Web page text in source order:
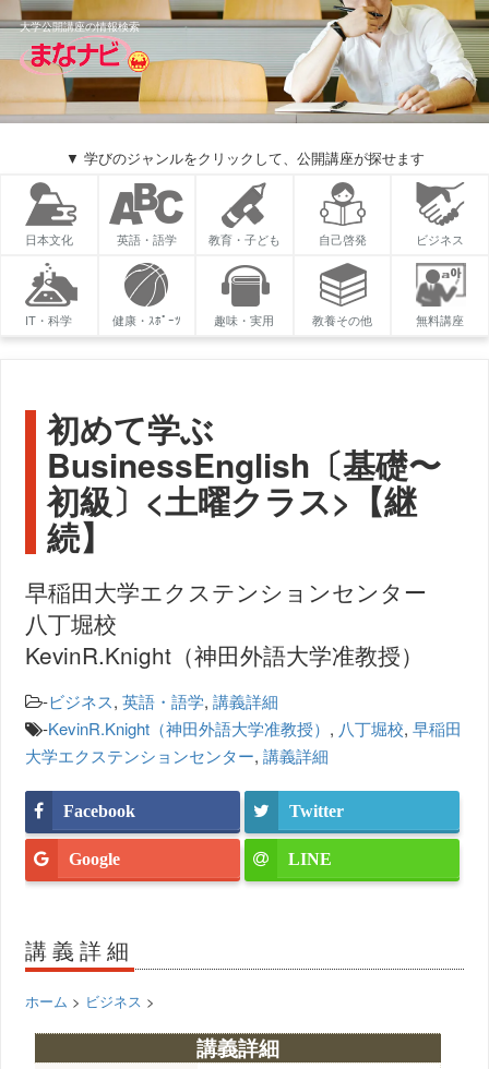
大学公開講座の情報検索
▼ 学びのジャンルをクリックして、公開講座が探せます
日本文化 英語・語学 教育・子ども 自己啓発 ビジネス
IT・科学 健康・ｽﾎﾟｰﾂ 趣味・実用 教養その他 無料講座
初めて学ぶ
BusinessEnglish〔基礎〜
初級〕<土曜クラス>【継
続】
早稲田大学エクステンションセンター
八丁堀校
KevinR.Knight（神田外語大学准教授）
-ビジネス,英語・語学,講義詳細
-KevinR.Knight（神田外語大学准教授） , 八丁堀校,早稲田
大学エクステンションセンター,講義詳細
Facebook Twitter
Google LINE
講義詳細
ホーム > ビジネス >
講義詳細